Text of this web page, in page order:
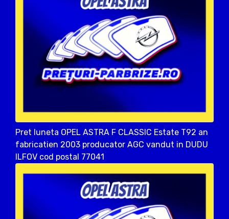
Pret luneta OPEL ASTRA F CLASSIC Estate T92 an
fabricatien 2003 producator AGC vandut in DUDU
ILFOV cod postal 77041